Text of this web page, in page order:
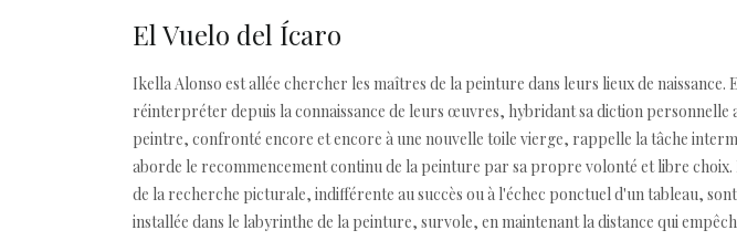
El Vuelo del Ícaro
Ikella Alonso est allée chercher les maîtres de la peinture dans leurs lieux de
réinterpréter depuis la connaissance de leurs œuvres, hybridant sa diction personnelle
peintre, confronté encore et encore à une nouvelle toile vierge, rappelle la tâche
aborde le recommencement continu de la peinture par sa propre volonté et libre
de la recherche picturale, indifférente au succès ou à l'échec ponctuel d'un tableau,
installée dans le labyrinthe de la peinture, survole, en maintenant la distance qui